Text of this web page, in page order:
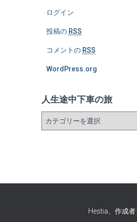
ログイン
投稿の RSS
コメントの RSS
WordPress.org
人生途中下車の旅
の
Hestia、作成者: